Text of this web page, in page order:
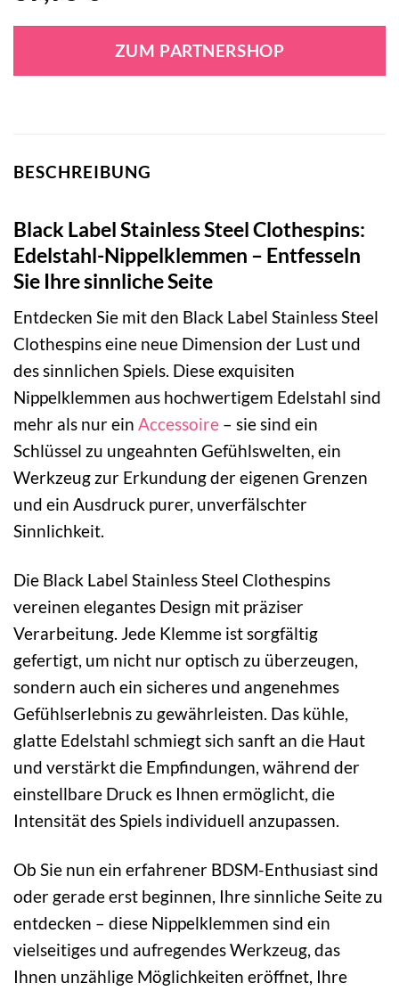
ZUM PARTNERSHOP
BESCHREIBUNG
Black Label Stainless Steel Clothespins:
Edelstahl-Nippelklemmen – Entfesseln
Sie Ihre sinnliche Seite
Entdecken Sie mit den Black Label Stainless Steel
Clothespins eine neue Dimension der Lust und
des sinnlichen Spiels. Diese exquisiten
Nippelklemmen aus hochwertigem Edelstahl sind
mehr als nur ein Accessoire – sie sind ein
Schlüssel zu ungeahnten Gefühlswelten, ein
Werkzeug zur Erkundung der eigenen Grenzen
und ein Ausdruck purer, unverfälschter
Sinnlichkeit.
Die Black Label Stainless Steel Clothespins
vereinen elegantes Design mit präziser
Verarbeitung. Jede Klemme ist sorgfältig
gefertigt, um nicht nur optisch zu überzeugen,
sondern auch ein sicheres und angenehmes
Gefühlserlebnis zu gewährleisten. Das kühle,
glatte Edelstahl schmiegt sich sanft an die Haut
und verstärkt die Empfindungen, während der
einstellbare Druck es Ihnen ermöglicht, die
Intensität des Spiels individuell anzupassen.
Ob Sie nun ein erfahrener BDSM-Enthusiast sind
oder gerade erst beginnen, Ihre sinnliche Seite zu
entdecken – diese Nippelklemmen sind ein
vielseitiges und aufregendes Werkzeug, das
Ihnen unzählige Möglichkeiten eröffnet, Ihre